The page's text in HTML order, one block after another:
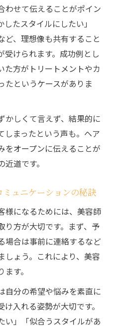
わせて伝えることがポイン
たスタイルにしたい」
ど、理想像も共有すること
受けられます。成功例とし
た方がトリートメントやカ
たというケースがありま
かしくて言えず、結果的に
しまったという声も。ヘア
をオープンに伝えることが
道です。
ュニケーションの秘訣
様になるためには、美容師
り方が大切です。まず、予
場合は事前に連絡するなど
しょう。これにより、美容
す。
自分の希望や悩みを素直に
入れる姿勢が大切です。
い」「似合うスタイルがあ